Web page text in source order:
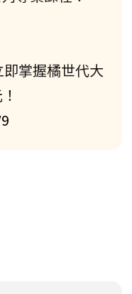
掌握橘世代大